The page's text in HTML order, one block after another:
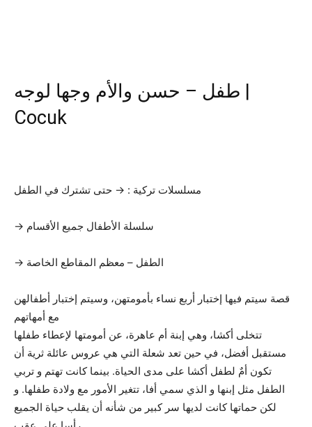
طفل – حسن والأم وجها لوجه |
Cocuk
مسلسلات تركية : → حتى تشترك في الطفل
→ سلسلة الأطفال جميع الأقسام
→ الطفل – معظم المقاطع الخاصة
قصة سيتم فيها إختبار أربع نساء بأمومتهن، وسيتم إختبار أطفالهن
مع أمهاتهم
تتخلى أكشا، وهي إبنة أم عاهرة، عن أمومتها لإعطاء طفلها
مستقبل أفضل، في حين تعد شعلة التي هي عروس عائلة ثرية أن
تكون أمٌ لطفل أكشا على مدى الحياة. بينما كانت تهتم و تربي
الطفل مثل إبنها و الذي سمي أفا، تتغير الأمور مع ولادة طفلها. و
لكن حماتها كانت لديها سر كبير من شأنه أن يقلب حياة الجميع